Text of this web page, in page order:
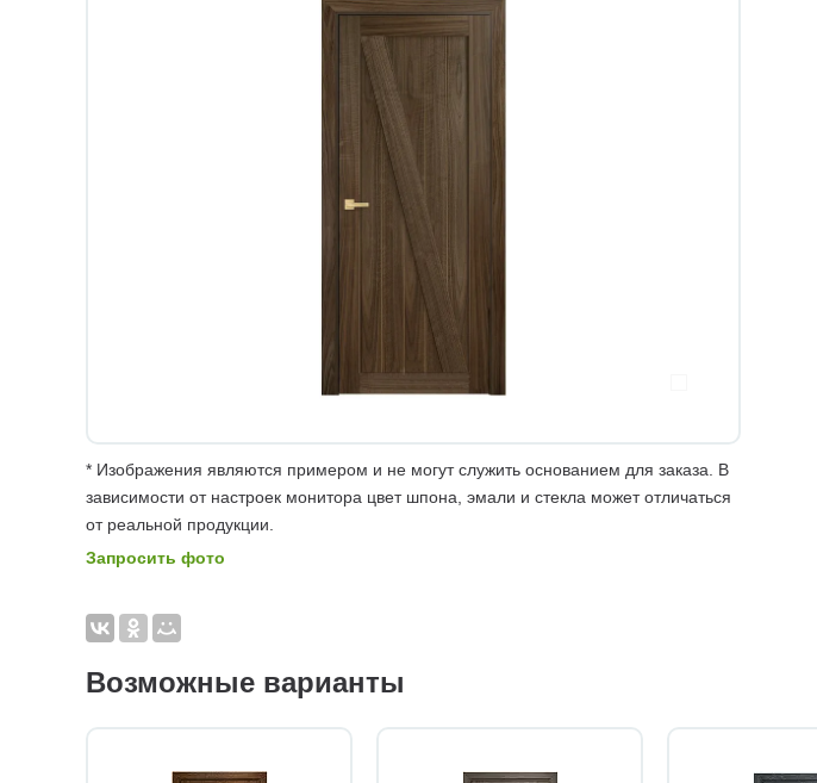
* Изображения являются примером и не могут служить основанием для заказа. В
зависимости от настроек монитора цвет шпона, эмали и стекла может отличаться
от реальной продукции.
Запросить фото
Возможные варианты